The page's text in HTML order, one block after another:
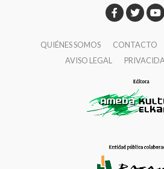
QUIÉNES SOMOS CONTACTO
AVISO LEGAL